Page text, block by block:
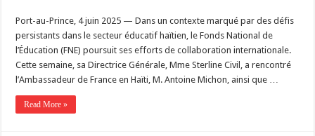
Port-au-Prince, 4 juin 2025 — Dans un contexte marqué par des défis
persistants dans le secteur éducatif haïtien, le Fonds National de
l’Éducation (FNE) poursuit ses efforts de collaboration internationale.
Cette semaine, sa Directrice Générale, Mme Sterline Civil, a rencontré
l’Ambassadeur de France en Haïti, M. Antoine Michon, ainsi que …
Read More »